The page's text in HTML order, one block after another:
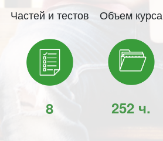
Частей и тестов
8
Объем курса
252 ч.